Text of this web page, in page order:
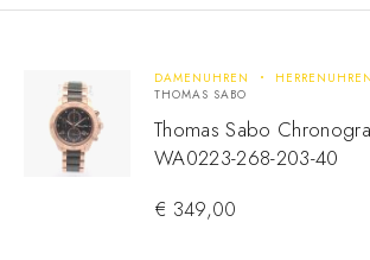
DAMENUHREN HERRENUHREN
THOMAS SABO
Thomas Sabo
WA0223-268-203-40
€ 349,00